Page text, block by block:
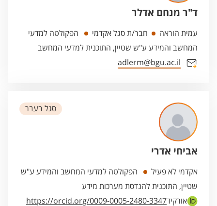
ד"ר מנחם אדלר
עמית הוראה חבר/ת סגל אקדמי
הפקולטה למדעי
המחשב והמידע ע"ש שטיין, התוכנית למדעי המחשב
adlerm@bgu.ac.il
אביחי אדרי
סגל בעבר
אקדמי לא פעיל
הפקולטה למדעי המחשב והמידע ע"ש
שטיין, התוכנית להנדסת מערכות מידע
אורקידhttps://orcid.org/0009-0005-2480-3347